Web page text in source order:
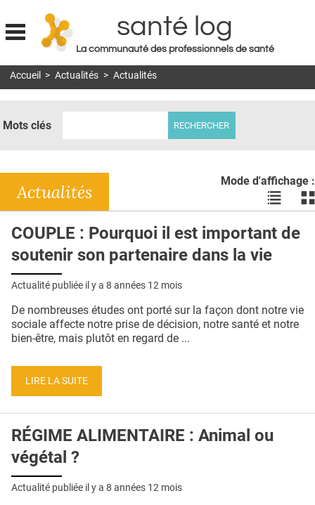
Jump to navigation
santé log
La communauté des professionnels de santé
MON COMPTE
DOSSIERS
RÉSEAUX
E-REVUE SAD
QUI SOMMES-NOUS ?
CONDITIONS GÉNÉRALES
CRÉDITS
Accueil > Actualités > Actualités
Mots clés
Mode d'affichage :
Voir
les
en
liste
les
Actualités
COUPLE : Pourquoi il est important de
soutenir son partenaire dans la vie
Actualité publiée il y a 8 années 12 mois
De nombreuses études ont porté sur la façon dont notre vie
sociale affecte notre prise de décision, notre santé et notre
bien-être, mais plutôt en regard de ...
LIRE LA SUITE
RÉGIME ALIMENTAIRE : Animal ou
végétal ?
Actualité publiée il y a 8 années 12 mois